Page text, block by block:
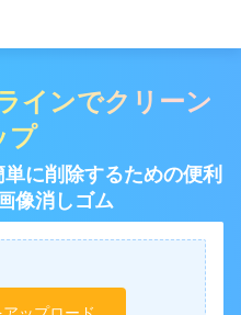
インでクリーン
プ
に削除するための便利
像消しゴム